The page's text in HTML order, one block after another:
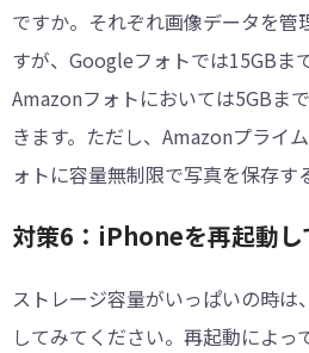
ですか。それぞれ画像データを管
すが、Googleフォトでは15GBま
Amazonフォトにおいては5GBま
きます。ただし、Amazonプライ
ォトに容量無制限で写真を保存す
対策6：iPhoneを再起動し
ストレージ容量がいっぱいの時
してみてください。再起動によっ